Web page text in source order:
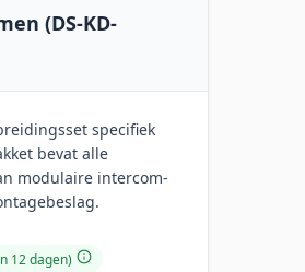
(DS-KD-
specifiek
bevat alle
modulaire intercom-
12 dagen)